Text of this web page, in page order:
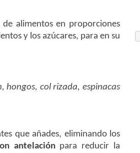
alimentos en proporciones
y los azúcares, para en su
hongos, col rizada, espinacas
que añades, eliminando los
antelaciónpara reducir la